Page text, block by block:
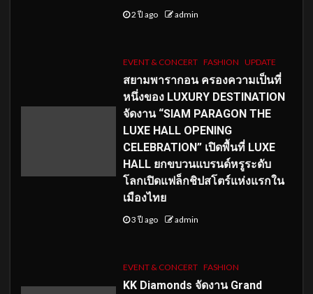
2 ปี ago admin
EVENT & CONCERT FASHION UPDATE
สยามพารากอน ครองความเป็นที่
หนึ่งของ LUXURY DESTINATION
จัดงาน “SIAM PARAGON THE
LUXE HALL OPENING
CELEBRATION” เปิดพื้นที่ LUXE
HALL ยกขบวนแบรนด์หรูระดับ
โลกเปิดแฟล็กชิปสโตร์แห่งแรกใน
เมืองไทย
3 ปี ago admin
EVENT & CONCERT FASHION
KK Diamonds จัดงาน Grand